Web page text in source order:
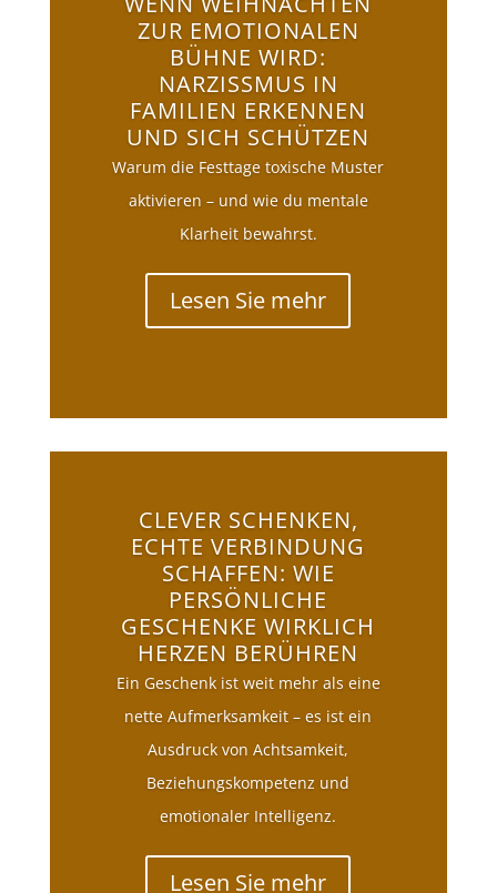
ZUR EMOTIONALEN
BÜHNE WIRD:
NARZISSMUS IN
FAMILIEN ERKENNEN
UND SICH SCHÜTZEN
Warum die Festtage toxische Muster
aktivieren – und wie du mentale
Klarheit bewahrst.
Lesen Sie mehr
CLEVER SCHENKEN,
ECHTE VERBINDUNG
SCHAFFEN: WIE
PERSÖNLICHE
GESCHENKE WIRKLICH
HERZEN BERÜHREN
Ein Geschenk ist weit mehr als eine
nette Aufmerksamkeit – es ist ein
Ausdruck von Achtsamkeit,
Beziehungskompetenz und
emotionaler Intelligenz.
Lesen Sie mehr